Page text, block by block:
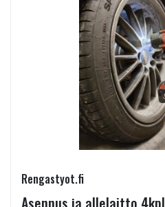
Rengastyot.fi
Asennus ja allelaitto 4kpl